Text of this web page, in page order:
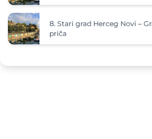
8. Stari grad Herceg Novi –
priča